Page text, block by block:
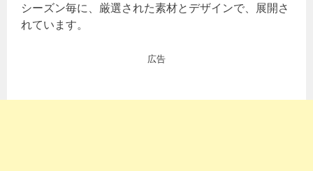
シーズン毎に、厳選された素材とデザインで、展開さ
れています。
広告